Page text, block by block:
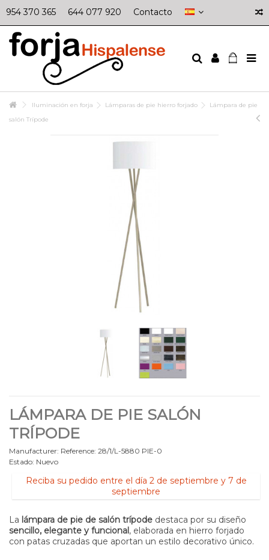
954 370 365 644 077 920 Contacto
Iluminación en forja Lámparas de pie hierro forjado
Lámpara de pie
salón Trípode
LÁMPARA DE PIE SALÓN
TRÍPODE
Manufacturer: Reference: 28/1/L-5880 PIE-0
Estado: Nuevo
Reciba su pedido entre el día 2 de septiembre y 7 de
septiembre
La lámpara de pie de salón trípode destaca por su diseño
sencillo, elegante y funcional, elaborada en hierro forjado
con patas cruzadas que aportan un estilo decorativo único.